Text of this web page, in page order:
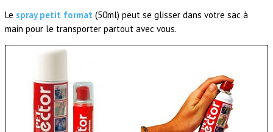
Le spray petit format (50ml) peut se glisser dans votre sac à
main pour le transporter partout avec vous.